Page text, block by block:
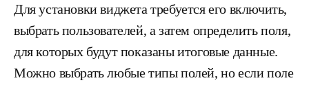
Для установки виджета требуется его включить,
выбрать пользователей, а затем определить поля,
для которых будут показаны итоговые данные.
Можно выбрать любые типы полей, но если поле